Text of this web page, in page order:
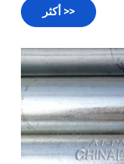
ردود فعل فعالة
أكثر >>